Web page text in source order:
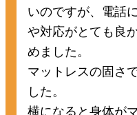
いのですが、電話
や対応がとても良
めました。
マットレスの固さ
した。
横になると身体が